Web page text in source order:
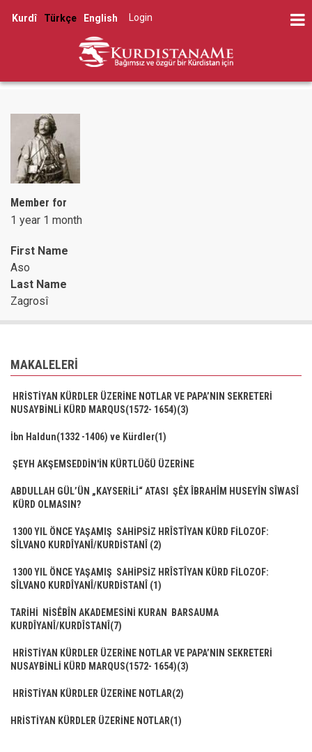
Kurdî Türkçe English
account
menu
Log in
Member for
1 year 1 month
First Name
Aso
Last Name
Zagrosî
MAKALELERI
HRİSTİYAN KÜRDLER ÜZERİNE NOTLAR VE PAPA’NIN SEKRETERİ
NUSAYBİNLİ KÜRD MARQUS(1572- 1654)(3)
İbn Haldun(1332 -1406) ve Kürdler(1)
ŞEYH AKŞEMSEDDİN'İN KÜRTLÜĞÜ ÜZERİNE
ABDULLAH GÜL’ÜN „KAYSERİLİ“ ATASI ŞÊX ÎBRAHÎM HUSEYÎN SÎWASÎ
KÜRD OLMASIN?
1300 YIL ÖNCE YAŞAMIŞ SAHİPSİZ HRÎSTÎYAN KÜRD FİLOZOF:
SÎLVANO KURDÎYANÎ/KURDİSTANÎ (2)
1300 YIL ÖNCE YAŞAMIŞ SAHİPSİZ HRÎSTÎYAN KÜRD FİLOZOF:
SÎLVANO KURDÎYANÎ/KURDİSTANÎ (1)
TARİHİ NİSÊBÎN AKADEMESİNİ KURAN BARSAUMA
KURDÎYANÎ/KURDÎSTANÎ(7)
HRİSTİYAN KÜRDLER ÜZERİNE NOTLAR VE PAPA’NIN SEKRETERİ
NUSAYBİNLİ KÜRD MARQUS(1572- 1654)(3)
HRİSTİYAN KÜRDLER ÜZERİNE NOTLAR(2)
HRİSTİYAN KÜRDLER ÜZERİNE NOTLAR(1)